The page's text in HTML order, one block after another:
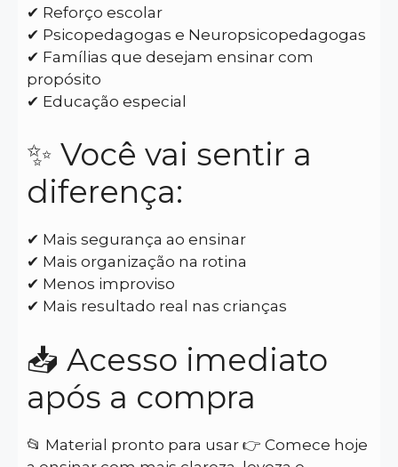
✔ Reforço escolar
✔ Psicopedagogas e Neuropsicopedagogas
✔ Famílias que desejam ensinar com
propósito
✔ Educação especial
✨ Você vai sentir a
diferença:
✔ Mais segurança ao ensinar
✔ Mais organização na rotina
✔ Menos improviso
✔ Mais resultado real nas crianças
📥 Acesso imediato
após a compra
📂 Material pronto para usar 👉 Comece hoje